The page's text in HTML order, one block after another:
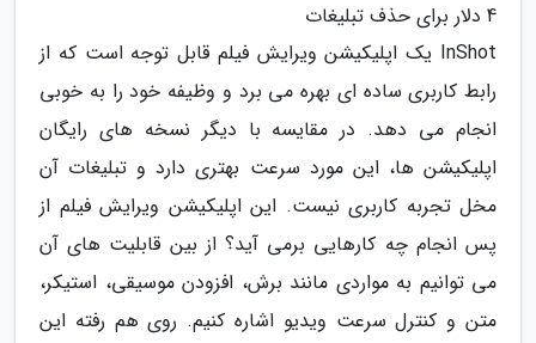
4 دلار برای حذف تبلیغات
InShot یک اپلیکیشن ویرایش فیلم قابل توجه است که از
رابط کاربری ساده ای بهره می برد و وظیفه خود را به خوبی
انجام می دهد. در مقایسه با دیگر نسخه های رایگان
اپلیکیشن ها، این مورد سرعت بهتری دارد و تبلیغات آن
مخل تجربه کاربری نیست. این اپلیکیشن ویرایش فیلم از
پس انجام چه کارهایی برمی آید؟ از بین قابلیت های آن
می توانیم به مواردی مانند برش، افزودن موسیقی، استیکر،
متن و کنترل سرعت ویدیو اشاره کنیم. روی هم رفته این